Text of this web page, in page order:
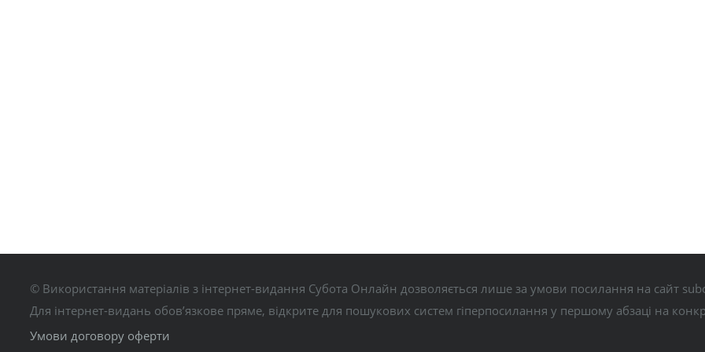
© Використання матеріалів з інтернет-видання Субота Онлайн дозволяється лише за умови посилання на сайт
Для інтернет-видань обов’язкове пряме, відкрите для пошукових систем гіперпосилання у першому абзаці на
Умови договору оферти